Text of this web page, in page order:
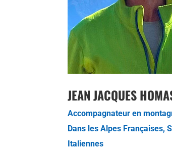
JEAN JACQUES
Accompagnateur en
Dans les Alpes Françaises,
Italiennes